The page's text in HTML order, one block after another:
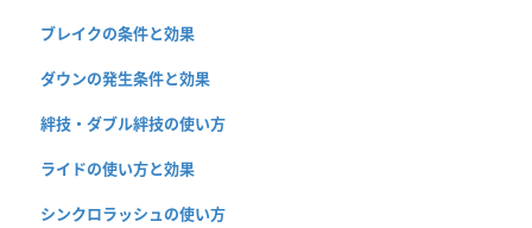
ブレイクの条件と効果
ダウンの発生条件と効果
絆技・ダブル絆技の使い方
ライドの使い方と効果
シンクロラッシュの使い方